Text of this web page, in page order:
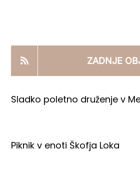
PRODAJNI IZDELKI
AKTUALNO
ZADNJE
Sladko poletno druženje v
Piknik v enoti Škofja Loka